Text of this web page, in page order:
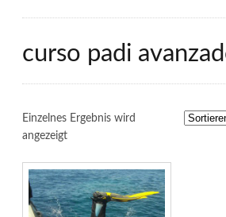
curso padi
Einzelnes Ergebnis wird
angezeigt